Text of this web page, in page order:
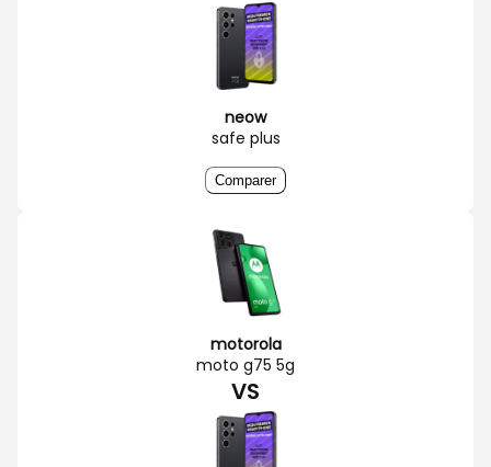
neow
safe plus
Comparer
motorola
moto g75 5g
VS